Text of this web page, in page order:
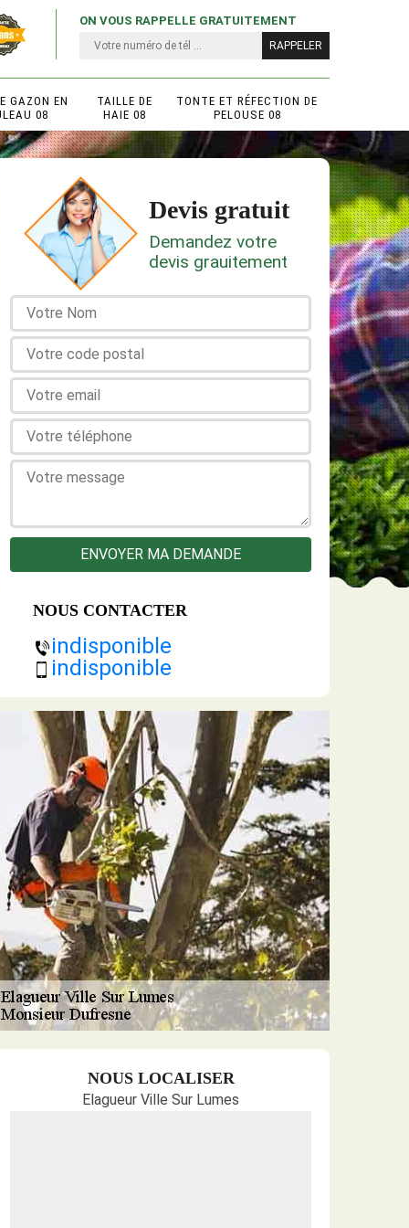
ON VOUS RAPPELLE GRATUITEMENT
GAZON EN
08
TAILLE DE
HAIE 08
TONTE ET RÉFECTION DE
PELOUSE 08
Devis gratuit
Demandez votre
devis grauitement
NOUS CONTACTER
indisponible
indisponible
NOUS LOCALISER
Elagueur Ville Sur Lumes